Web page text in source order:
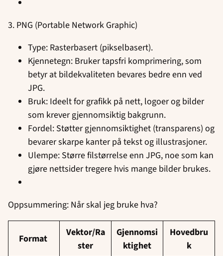
3. PNG (Portable Network Graphic)
Type: Rasterbasert (pikselbasert).
Kjennetegn: Bruker tapsfri komprimering, som
betyr at bildekvaliteten bevares bedre enn ved
JPG.
Bruk: Ideelt for grafikk på nett, logoer og bilder
som krever gjennomsiktig bakgrunn.
Fordel: Støtter gjennomsiktighet (transparens) og
bevarer skarpe kanter på tekst og illustrasjoner.
Ulempe: Større filstørrelse enn JPG, noe som kan
gjøre nettsider tregere hvis mange bilder brukes.
Oppsummering: Når skal jeg bruke hva?
Format
Vektor/Ra
ster
Gjennomsi
ktighet
Hovedbru
k